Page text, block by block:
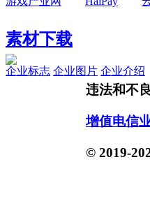
素材下载
企业标志 企业图片 企业介绍
违法和不
增值电信
© 2019-